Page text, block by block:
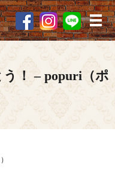
メ
！ – popuri（ポ